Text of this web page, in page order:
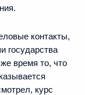
контакты,
государства
время то, что
курс